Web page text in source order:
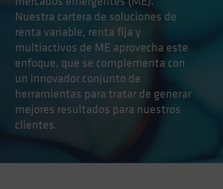
Iceland
Italy - Italia
Japan - 日本
Latin America
Luxembourg and Other EMEA
Netherlands
New Zealand
Norway
Nuestra cartera de soluciones de
renta variable, renta fija y
multiactivos de ME aprovecha este
enfoque, que se complementa con
un innovador conjunto de
herramientas para tratar de generar
mejores resultados para nuestros
clientes.